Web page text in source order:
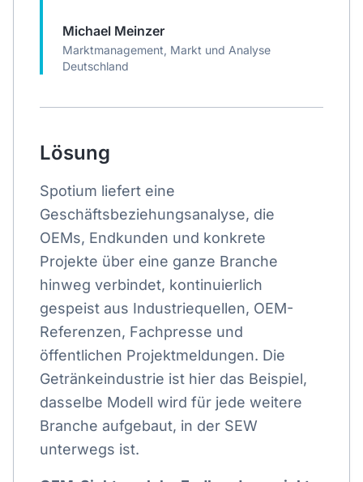
Michael Meinzer
Marktmanagement, Markt und Analyse
Deutschland
Lösung
Spotium liefert eine
Geschäftsbeziehungsanalyse, die
OEMs, Endkunden und konkrete
Projekte über eine ganze Branche
hinweg verbindet, kontinuierlich
gespeist aus Industriequellen, OEM-
Referenzen, Fachpresse und
öffentlichen Projektmeldungen. Die
Getränkeindustrie ist hier das Beispiel,
dasselbe Modell wird für jede weitere
Branche aufgebaut, in der SEW
unterwegs ist.